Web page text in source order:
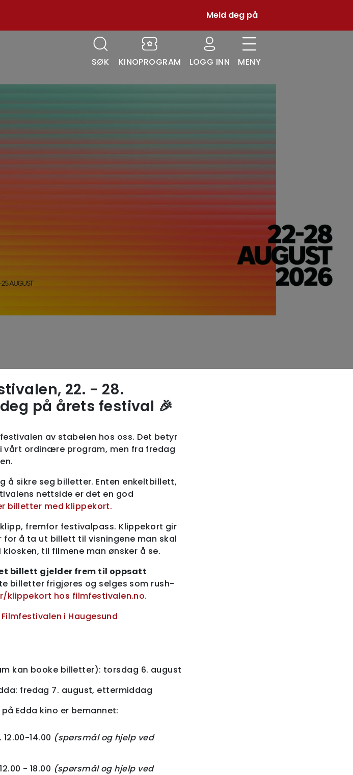
Meld deg på
SØK KINOPROGRAM LOGG INN MENY
22. - 28.
på årets festival 🎉
av stabelen hos oss. Det betyr
vårt ordinære program, men fra fredag
å sikre seg billetter. Enten enkeltbillett,
nettside er det en god
billetter med klippekort.
fremfor festivalpass. Klippekort gir
å ta ut billett til visningene man skal
til filmene man ønsker å se.
billett gjelder frem til oppsatt
billetter frigjøres og selges som rush-
klippekort hos filmfestivalen.no.
Filmfestivalen i Haugesund
kan booke billetter): torsdag 6. august
fredag 7. august, ettermiddag
Edda kino er bemannet:
14.00 (spørsmål og hjelp ved
- 18.00 (spørsmål og hjelp ved